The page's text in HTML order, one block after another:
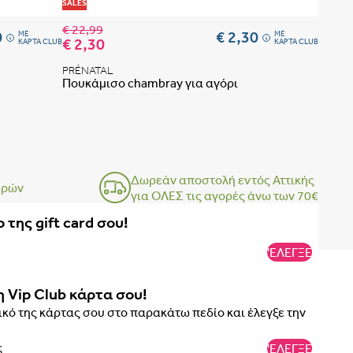
ΣΟΥΤΙΕΝ ΠΩΣ ΠΑΙΡΝΟΥΜΕ ΤΑ ΜΕΤΡΑ
ME
ΚΑΡΤΑ CLUB
SALES
€ 22,99
€ 2,30 € 2,30 ME
ΚΑΡΤΑ CLUB
PRÉNATAL
Πουκάμισο chambray για αγόρι
Δωρεάν αποστολή εντός Αττικής
για ΟΛΕΣ τις αγορές άνω των 70€
της gift card σου!
'ΕΛΕΓΞΕ
Vip Club κάρτα σου!
της κάρτας σου στο παρακάτω πεδίο και έλεγξε την
'ΕΛΕΓΞΕ